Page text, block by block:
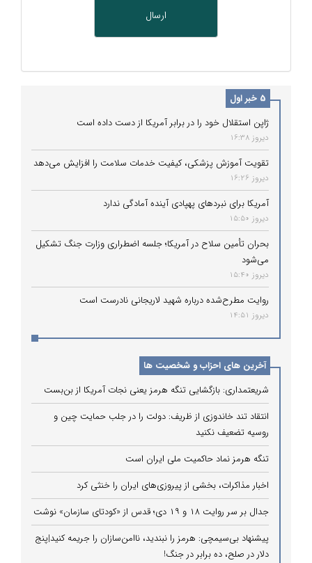
5 خبر اول
ژاپن استقلال خود را در برابر آمریکا از دست داده است
دیروز 16:38
تقویت آموزش پزشکی، کیفیت خدمات سلامت را افزایش می‌دهد
دیروز 16:26
آمریکا برای نبردهای پهپادی آینده آمادگی ندارد
دیروز 15:50
بحران تأمین سلاح در آمریکا؛ جلسه اضطراری وزارت جنگ تشکیل
می‌شود
دیروز 15:40
روایت مطرح‌شده درباره شهید لاریجانی نادرست است
دیروز 14:51
آخرین های احزاب و شخصیت ها
شریعتمداری: بازگشایی تنگه هرمز یعنی نجات آمریکا از بن‌بست
انتقاد تند خاندوزی از ظریف: دولت را در جلب حمایت چین و
روسیه تضعیف نکنید
تنگه هرمز نماد حاکمیت ملی ایران است
اخبار مذاکرات، بخشی از پیروزی‌های ایران را خنثی کرد
جدال بر سر روایت ۱۸ و ۱۹ دی؛ قدس از «کودتای سازمان» نوشت
پیشنهاد بی‌سیمچی: هرمز را نبندید، ناامن‌سازان را جریمه کنید|پنج
دلار در صلح، ده برابر در جنگ!